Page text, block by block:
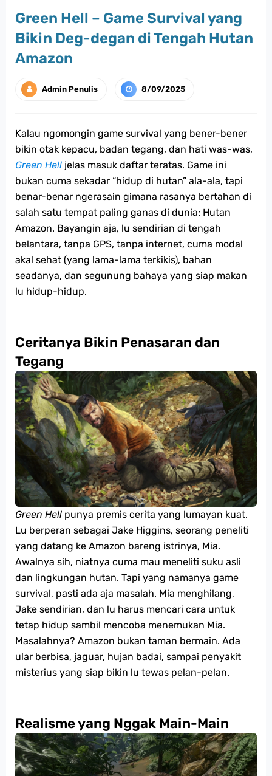
Green Hell – Game Survival yang
Bikin Deg-degan di Tengah Hutan
Amazon
Admin Penulis 8/09/2025
Kalau ngomongin game survival yang bener-bener
bikin otak kepacu, badan tegang, dan hati was-was,
Green Hell jelas masuk daftar teratas. Game ini
bukan cuma sekadar “hidup di hutan” ala-ala, tapi
benar-benar ngerasain gimana rasanya bertahan di
salah satu tempat paling ganas di dunia: Hutan
Amazon. Bayangin aja, lu sendirian di tengah
belantara, tanpa GPS, tanpa internet, cuma modal
akal sehat (yang lama-lama terkikis), bahan
seadanya, dan segunung bahaya yang siap makan
lu hidup-hidup.
Ceritanya Bikin Penasaran dan
Tegang
Green Hell punya premis cerita yang lumayan kuat.
Lu berperan sebagai Jake Higgins, seorang peneliti
yang datang ke Amazon bareng istrinya, Mia.
Awalnya sih, niatnya cuma mau meneliti suku asli
dan lingkungan hutan. Tapi yang namanya game
survival, pasti ada aja masalah. Mia menghilang,
Jake sendirian, dan lu harus mencari cara untuk
tetap hidup sambil mencoba menemukan Mia.
Masalahnya? Amazon bukan taman bermain. Ada
ular berbisa, jaguar, hujan badai, sampai penyakit
misterius yang siap bikin lu tewas pelan-pelan.
Realisme yang Nggak Main-Main